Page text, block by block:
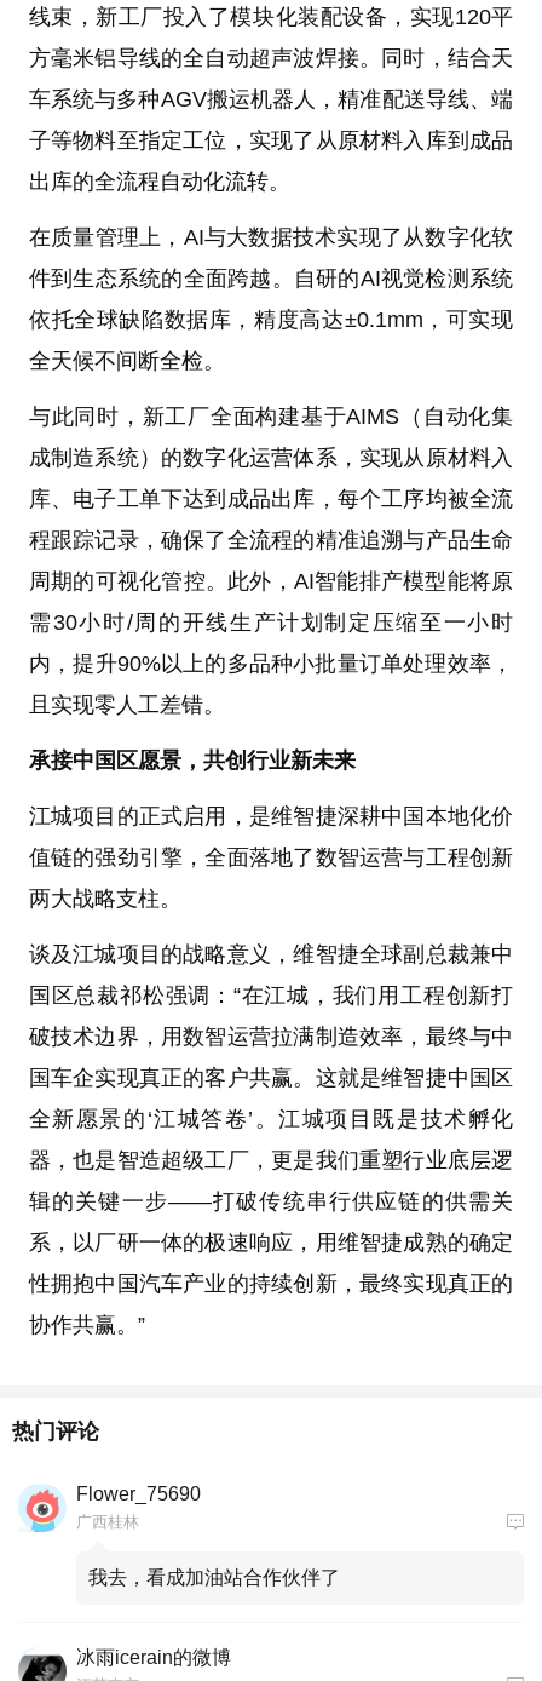
线束，新工厂投入了模块化装配设备，实现120平
方毫米铝导线的全自动超声波焊接。同时，结合天
车系统与多种AGV搬运机器人，精准配送导线、端
子等物料至指定工位，实现了从原材料入库到成品
出库的全流程自动化流转。
在质量管理上，AI与大数据技术实现了从数字化软
件到生态系统的全面跨越。自研的AI视觉检测系统
依托全球缺陷数据库，精度高达±0.1mm，可实现
全天候不间断全检。
与此同时，新工厂全面构建基于AIMS（自动化集
成制造系统）的数字化运营体系，实现从原材料入
库、电子工单下达到成品出库，每个工序均被全流
程跟踪记录，确保了全流程的精准追溯与产品生命
周期的可视化管控。此外，AI智能排产模型能将原
需30小时/周的开线生产计划制定压缩至一小时
内，提升90%以上的多品种小批量订单处理效率，
且实现零人工差错。
承接中国区愿景，共创行业新未来
江城项目的正式启用，是维智捷深耕中国本地化价
值链的强劲引擎，全面落地了数智运营与工程创新
两大战略支柱。
谈及江城项目的战略意义，维智捷全球副总裁兼中
国区总裁祁松强调：“在江城，我们用工程创新打
破技术边界，用数智运营拉满制造效率，最终与中
国车企实现真正的客户共赢。这就是维智捷中国区
全新愿景的‘江城答卷’。江城项目既是技术孵化
器，也是智造超级工厂，更是我们重塑行业底层逻
辑的关键一步——打破传统串行供应链的供需关
系，以厂研一体的极速响应，用维智捷成熟的确定
性拥抱中国汽车产业的持续创新，最终实现真正的
协作共赢。”
热门评论
Flower_75690
广西桂林
我去，看成加油站合作伙伴了
冰雨icerain的微博